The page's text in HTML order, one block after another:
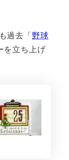
過去「野球
を立ち上げ